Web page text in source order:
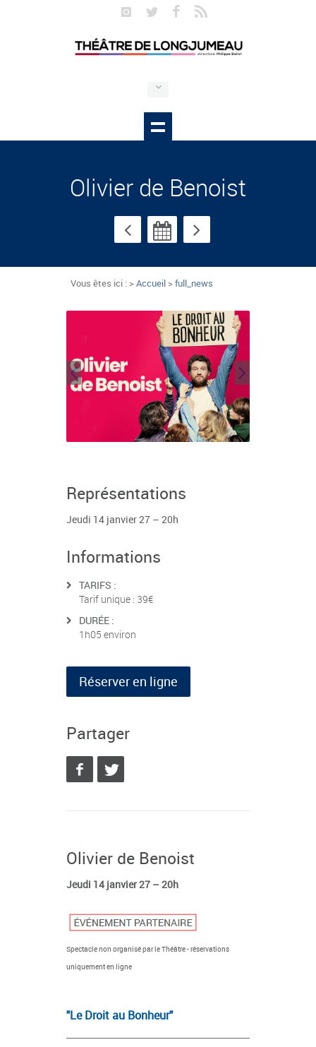
Olivier de Benoist
Vous êtes ici : >Accueil >full_news
Représentations
Jeudi 14 janvier 27 – 20h
Informations
TARIFS :
Tarif unique : 39€
DURÉE :
1h05 environ
Réserver en ligne
Partager
Olivier de Benoist
Jeudi 14 janvier 27 – 20h
Spectacle non organisé par le Théâtre - réservations
uniquement en ligne
"Le Droit au Bonheur"